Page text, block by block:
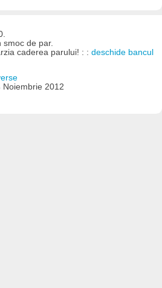
de par.
caderea parului! : :deschide bancul
Noiembrie 2012